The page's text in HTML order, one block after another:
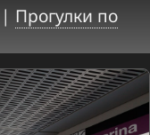
| Прогулки по